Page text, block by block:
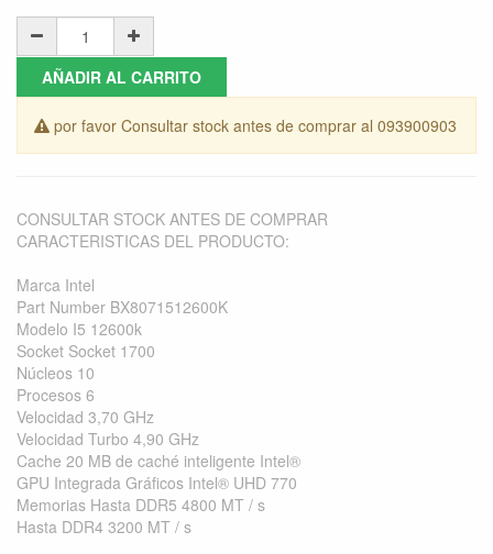
AÑADIR AL CARRITO
por favor Consultar stock antes de comprar al 093900903
CONSULTAR STOCK ANTES DE COMPRAR
CARACTERISTICAS DEL PRODUCTO:
Marca Intel
Part Number BX8071512600K
Modelo I5 12600k
Socket Socket 1700
Núcleos 10
Procesos 6
Velocidad 3,70 GHz
Velocidad Turbo 4,90 GHz
Cache 20 MB de caché inteligente Intel®
GPU Integrada Gráficos Intel® UHD 770
Memorias Hasta DDR5 4800 MT / s
Hasta DDR4 3200 MT / s